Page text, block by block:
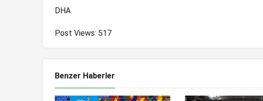
DHA
Post Views: 517
Benzer Haberler